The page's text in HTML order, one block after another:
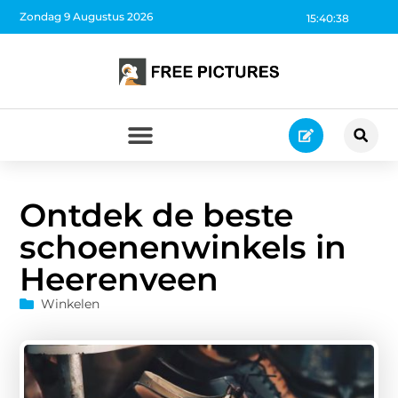
15:40:39
Zondag 9 Augustus 2026
Ontdek de beste
schoenenwinkels in
Heerenveen
Winkelen